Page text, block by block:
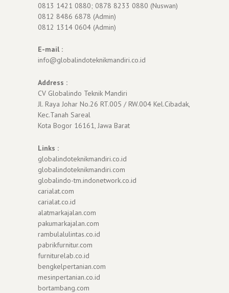
0813 1421 0880; 0878 8233 0880 (Nuswan)
0812 8486 6878 (Admin)
0812 1314 0604 (Admin)
E-mail :
info@globalindoteknikmandiri.co.id
Address :
CV Globalindo Teknik Mandiri
Jl. Raya Johar No.26 RT.005 / RW.004 Kel.Cibadak,
Kec.Tanah Sareal
Kota Bogor 16161, Jawa Barat
Links :
globalindoteknikmandiri.co.id
globalindoteknikmandiri.com
globalindo-tm.indonetwork.co.id
carialat.com
carialat.co.id
alatmarkajalan.com
pakumarkajalan.com
rambulalulintas.co.id
pabrikfurnitur.com
furniturelab.co.id
bengkelpertanian.com
mesinpertanian.co.id
bortambang.com